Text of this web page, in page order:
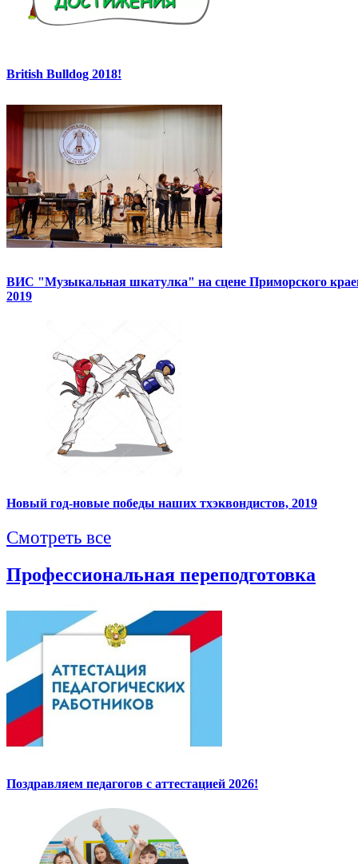
British Bulldog 2018!
ВИС "Музыкальная шкатулка" на сцене Приморского
2019
Новый год-новые победы наших тхэквондистов, 2019
Смотреть все
Профессиональная переподготовка
Поздравляем педагогов с аттестацией 2026!